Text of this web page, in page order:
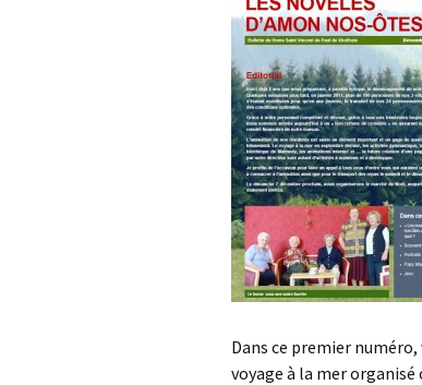
Dans ce premier
voyage à la mer